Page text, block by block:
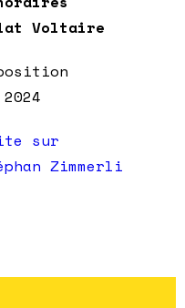
Voltaire
sur
Zimmerli